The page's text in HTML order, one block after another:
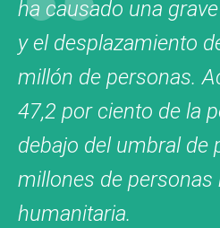
ha causado una
y el desplazamiento
millón de personas.
47,2 por ciento de la
debajo del umbral de
millones de personas
humanitaria.